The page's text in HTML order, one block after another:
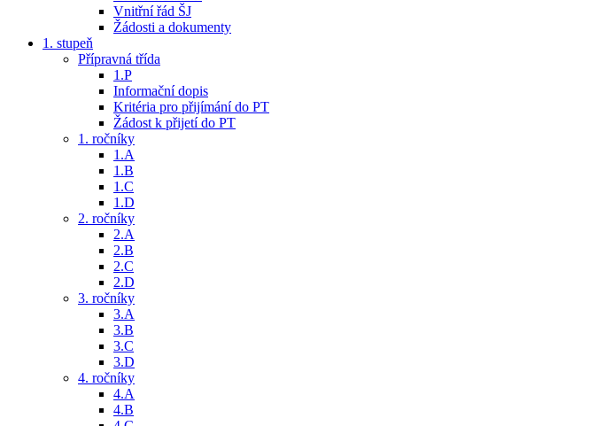
Vnitřní řád ŠJ
Žádosti a dokumenty
1. stupeň
Přípravná třída
1.P
Informační dopis
Kritéria pro přijímání do PT
Žádost k přijetí do PT
1. ročníky
1.A
1.B
1.C
1.D
2. ročníky
2.A
2.B
2.C
2.D
3. ročníky
3.A
3.B
3.C
3.D
4. ročníky
4.A
4.B